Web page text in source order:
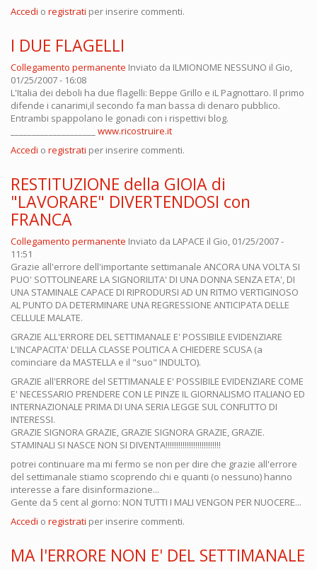
Accedi o registrati per inserire commenti.
I DUE FLAGELLI
Collegamento permanente Inviato da ILMIONOME NESSUNO il Gio,
01/25/2007 - 16:08
L'Italia dei deboli ha due flagelli: Beppe Grillo e iL Pagnottaro. Il primo
difende i canarimi,il secondo fa man bassa di denaro pubblico.
Entrambi spappolano le gonadi con i rispettivi blog.
www.ricostruire.it
Accedi o registrati per inserire commenti.
RESTITUZIONE della GIOIA di
"LAVORARE" DIVERTENDOSI con
FRANCA
Collegamento permanente Inviato da LAPACE il Gio, 01/25/2007 -
11:51
Grazie all'errore dell'importante settimanale ANCORA UNA VOLTA SI
PUO' SOTTOLINEARE LA SIGNORILITA' DI UNA DONNA SENZA ETA', DI
UNA STAMINALE CAPACE DI RIPRODURSI AD UN RITMO VERTIGINOSO
AL PUNTO DA DETERMINARE UNA REGRESSIONE ANTICIPATA DELLE
CELLULE MALATE.
GRAZIE ALL'ERRORE DEL SETTIMANALE E' POSSIBILE EVIDENZIARE
L'INCAPACITA' DELLA CLASSE POLITICA A CHIEDERE SCUSA (a
cominciare da MASTELLA e il "suo" INDULTO).
GRAZIE all'ERRORE del SETTIMANALE E' POSSIBILE EVIDENZIARE COME
E' NECESSARIO PRENDERE CON LE PINZE IL GIORNALISMO ITALIANO ED
INTERNAZIONALE PRIMA DI UNA SERIA LEGGE SUL CONFLITTO DI
INTERESSI.
GRAZIE SIGNORA GRAZIE, GRAZIE SIGNORA GRAZIE, GRAZIE.
STAMINALI SI NASCE NON SI DIVENTA!!!!!!!!!!!!!!!!!!!!!!!!!!
potrei continuare ma mi fermo se non per dire che grazie all'errore
del settimanale stiamo scoprendo chi e quanti (o nessuno) hanno
interesse a fare disinformazione...
Gente da 5 cent al giorno: NON TUTTI I MALI VENGON PER NUOCERE...
Accedi o registrati per inserire commenti.
MA l'ERRORE NON E' DEL SETTIMANALE